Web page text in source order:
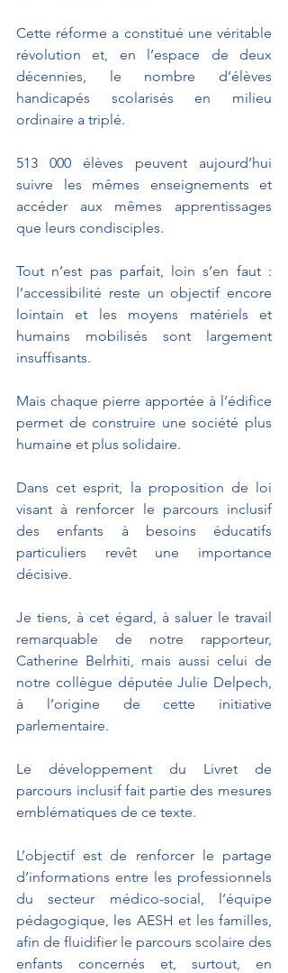
Cette réforme a constitué une véritable
révolution et, en l’espace de deux
décennies, le nombre d’élèves
handicapés scolarisés en milieu
ordinaire a triplé.
513 000 élèves peuvent aujourd’hui
suivre les mêmes enseignements et
accéder aux mêmes apprentissages
que leurs condisciples.
Tout n’est pas parfait, loin s’en faut :
l’accessibilité reste un objectif encore
lointain et les moyens matériels et
humains mobilisés sont largement
insuffisants.
Mais chaque pierre apportée à l’édifice
permet de construire une société plus
humaine et plus solidaire.
Dans cet esprit, la proposition de loi
visant à renforcer le parcours inclusif
des enfants à besoins éducatifs
particuliers revêt une importance
décisive.
Je tiens, à cet égard, à saluer le travail
remarquable de notre rapporteur,
Catherine Belrhiti, mais aussi celui de
notre collègue députée Julie Delpech,
à l’origine de cette initiative
parlementaire.
Le développement du Livret de
parcours inclusif fait partie des mesures
emblématiques de ce texte.
L’objectif est de renforcer le partage
d’informations entre les professionnels
du secteur médico-social, l’équipe
pédagogique, les AESH et les familles,
afin de fluidifier le parcours scolaire des
enfants concernés et, surtout, en